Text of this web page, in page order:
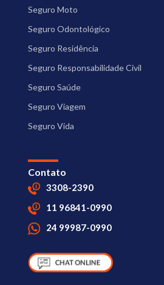
Seguro Moto
Seguro Odontológico
Seguro Residência
Seguro Responsabilidade Civil
Seguro Saúde
Seguro Viagem
Seguro Vida
Contato
3308-2390
11 96841-0990
24 99987-0990